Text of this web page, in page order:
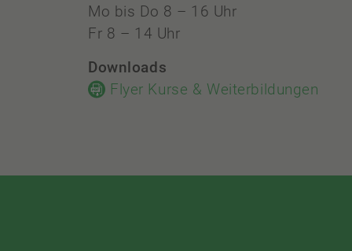
Mo bis Do 8 – 16 Uhr
Fr 8 – 14 Uhr
Downloads
Flyer Kurse & Weiterbildungen